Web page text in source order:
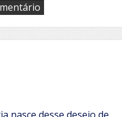
A
Jornada
de